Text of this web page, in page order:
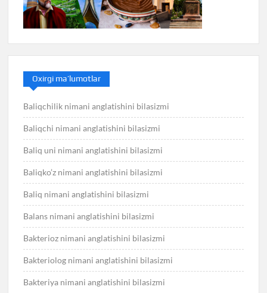
Oxirgi ma’lumotlar
Baliqchilik nimani anglatishini bilasizmi
Baliqchi nimani anglatishini bilasizmi
Baliq uni nimani anglatishini bilasizmi
Baliqko’z nimani anglatishini bilasizmi
Baliq nimani anglatishini bilasizmi
Balans nimani anglatishini bilasizmi
Bakterioz nimani anglatishini bilasizmi
Bakteriolog nimani anglatishini bilasizmi
Bakteriya nimani anglatishini bilasizmi